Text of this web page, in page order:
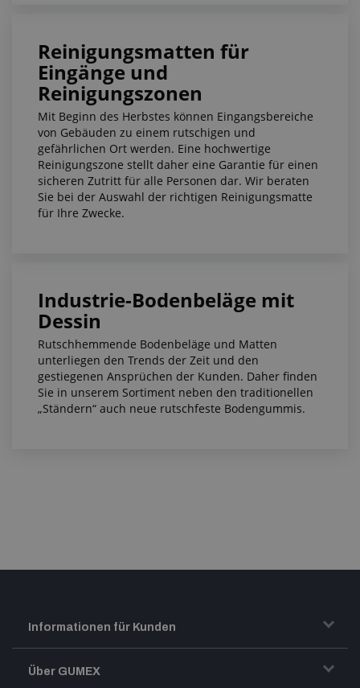
Reinigungsmatten für
Eingänge und
Reinigungszonen
Mit Beginn des Herbstes können Eingangsbereiche
von Gebäuden zu einem rutschigen und
gefährlichen Ort werden. Eine hochwertige
Reinigungszone stellt daher eine Garantie für einen
sicheren Zutritt für alle Personen dar. Wir beraten
Sie bei der Auswahl der richtigen Reinigungsmatte
für Ihre Zwecke.
Industrie-Bodenbeläge mit
Dessin
Rutschhemmende Bodenbeläge und Matten
unterliegen den Trends der Zeit und den
gestiegenen Ansprüchen der Kunden. Daher finden
Sie in unserem Sortiment neben den traditionellen
„Ständern“ auch neue rutschfeste Bodengummis.
Informationen für Kunden
Transport und Warenversand
Über GUMEX